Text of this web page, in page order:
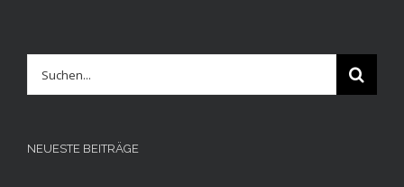
Suche
nach:
NEUESTE BEITRÄGE